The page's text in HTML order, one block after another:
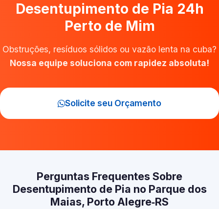
Desentupimento de Pia 24h
Perto de Mim
Obstruções, resíduos sólidos ou vazão lenta na cuba?
Nossa equipe soluciona com rapidez absoluta!
Solicite seu Orçamento
Perguntas Frequentes Sobre
Desentupimento de Pia no Parque dos
Maias, Porto Alegre‑RS